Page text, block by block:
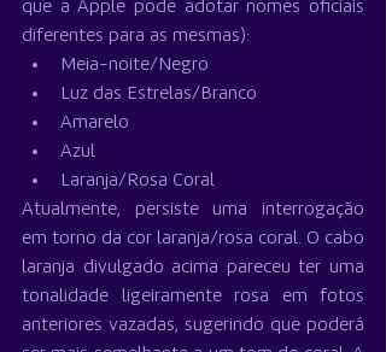
que a Apple pode adotar nomes oficiais
diferentes para as mesmas):
Meia-noite/Negro
Luz das Estrelas/Branco
Amarelo
Azul
Laranja/Rosa Coral
Atualmente, persiste uma interrogação
em torno da cor laranja/rosa coral. O cabo
laranja divulgado acima pareceu ter uma
tonalidade ligeiramente rosa em fotos
anteriores vazadas, sugerindo que poderá